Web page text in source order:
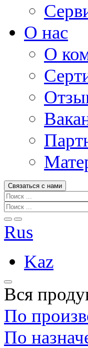
О нас
О
Связаться с нами
Rus
Kaz
Вся
По
По